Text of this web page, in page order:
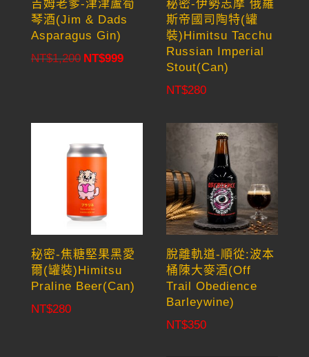
吉姆老爹-津津蘆筍
琴酒(Jim & Dads
Asparagus Gin)
NT$1,200 Original
NT$999Current
秘密-伊勢志摩 俄羅
斯帝國司陶特(罐
裝)Himitsu Tacchu
Russian Imperial
Stout(Can)
NT$280
秘密-焦糖堅果黑愛
爾(罐裝)Himitsu
Praline Beer(Can)
NT$280
脫離軌道-順從:波本
桶陳大麥酒(Off
Trail Obedience
Barleywine)
NT$350